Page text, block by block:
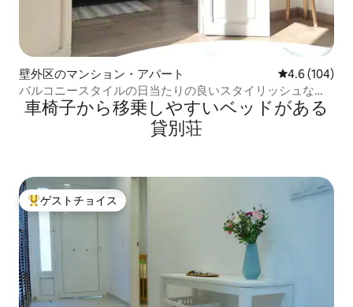
壁外区のマンション・アパート レビュー104
4.6 (104)
バルコニースタイルの日当たりの良いスタイリッシュなア
パート
車椅子から移乗しやすいベッドがある
貸別荘
大好評のゲストチョイスです。
ゲストチョイス